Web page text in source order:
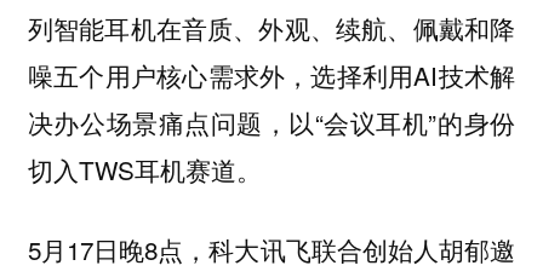
列智能耳机在音质、外观、续航、佩戴和降
噪五个用户核心需求外，选择利用AI技术解
决办公场景痛点问题，以“会议耳机”的身份
切入TWS耳机赛道。
5月17日晚8点，科大讯飞联合创始人胡郁邀